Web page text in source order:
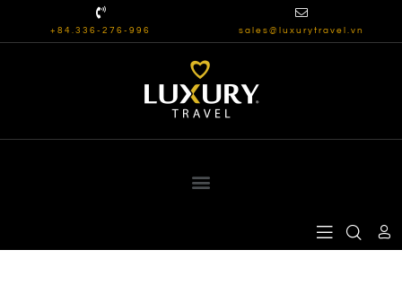
+84.336-276-996 sales@luxurytravel.vn